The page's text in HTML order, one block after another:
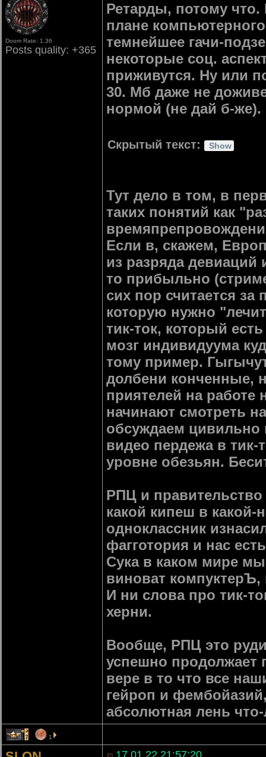
Doom Rate: 1.36
Posts quality: +365
Ретарды, потому
плане
темнейшее гачи-
некоторые соц.
приживутся. Ну или
30. Мб даже не
нормой (не дай б-же).
Скрытый текст:
Тут дело в том, в
таких понятий как
Если в, скажем,
из разряда девиаций
то прибыльно
сих пор считается
которую нужно
тик-ток, который
мозг индивидуума
тому пример.
долбени конченные,
приятелей на
начинают смотреть
обсуждаем цивильно
видео пердежа в тик-
уровне обезьян.
РПЦ и правительство
какой кипеш в какой-
одноклассник
фагготория и нас
Сука в каком мире
виноват
И ни слова про тик-
херни.
Вообще, РПЦ это
успешно продолжает
вере в то что все
гейроп и
абсолютная лень
7 1
17.01.22 21:57:20